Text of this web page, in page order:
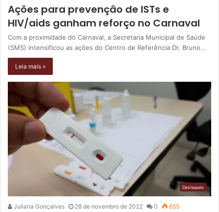
Ações para prevenção de ISTs e
HIV/aids ganham reforço no Carnaval
Com a proximidade do Carnaval, a Secretaria Municipal de Saúde
(SMS) intensificou as ações do Centro de Referência Dr. Bruno…
Leia mais »
Destaques
Juliana Gonçalves 28 de novembro de 2022 0 655